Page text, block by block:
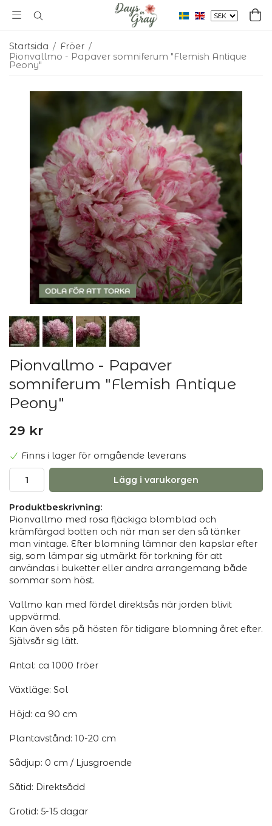
Startsida / Fröer /
Pionvallmo - Papaver somniferum "Flemish Antique
Peony"
Pionvallmo - Papaver
somniferum "Flemish Antique
Peony"
29 kr
Finns i lager för omgående leverans
Lägg i varukorgen
Produktbeskrivning:
Pionvallmo med rosa fläckiga blomblad och
krämfärgad botten och när man ser den så tänker
man vintage. Efter blomning lämnar den kapslar efter
sig, som lämpar sig utmärkt för torkning för att
användas i buketter eller andra arrangemang både
sommar som höst.
Vallmo kan med fördel direktsås när jorden blivit
uppvärmd.
Kan även sås på hösten för tidigare blomning året efter.
Självsår sig lätt.
Antal: ca 1000 fröer
Växtläge: Sol
Höjd: ca 90 cm
Plantavstånd: 10-20 cm
Sådjup: 0 cm / Ljusgroende
Såtid: Direktsådd
Grotid: 5-15 dagar